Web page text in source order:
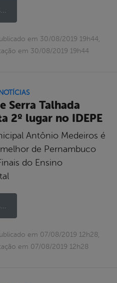
em 30/08/2019 19h44,
em 30/08/2019 19h44
NOTÍCIAS
Serra Talhada
2º lugar no IDEPE
Antônio Medeiros é
de Pernambuco
do Ensino
em 07/08/2019 12h28,
em 07/08/2019 12h28